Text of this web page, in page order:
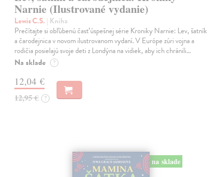
Narnie (Ilustrované vydanie)
Lewis C.S. | Kniha
Prečítajte si obľúbenú časť úspešnej série Kroniky Narnie: Lev, šatník
a čarodejnica v novom ilustrovanom vydaní. V Európe zúri vojna a
rodičia posielajú svoje deti z Londýna na vidiek, aby ich chránili…
Na sklade ?
12,04 €
12,95 € ?
na sklade